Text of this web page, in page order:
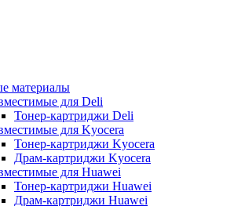
материалы
для Deli
Тонер-картриджи Deli
для Kyocera
Тонер-картриджи Kyocera
Драм-картриджи Kyocera
для Huawei
Тонер-картриджи Huawei
Драм-картриджи Huawei